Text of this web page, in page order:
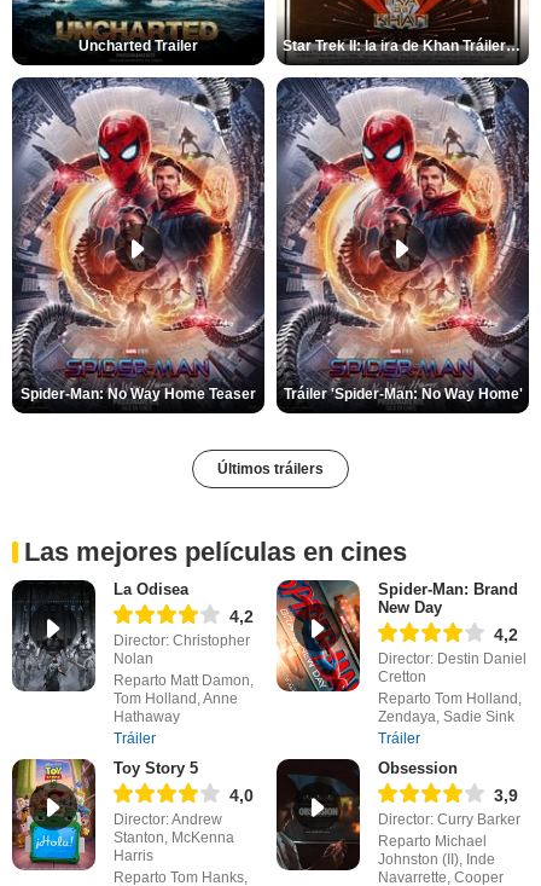
Uncharted Trailer Star Trek II: la ira de Khan Tráiler VO
Spider-Man: No Way Home Teaser Tráiler 'Spider-Man: No Way Home'
Últimos tráilers
Las mejores películas en cines
La Odisea
4,2
Director: Christopher
Nolan
Reparto Matt Damon,
Tom Holland, Anne
Hathaway
Tráiler
Spider-Man: Brand
New Day
4,2
Director: Destin Daniel
Cretton
Reparto Tom Holland,
Zendaya, Sadie Sink
Tráiler
Toy Story 5
4,0
Director: Andrew
Stanton, McKenna
Harris
Reparto Tom Hanks,
Obsession
3,9
Director: Curry Barker
Reparto Michael
Johnston (II), Inde
Navarrette, Cooper